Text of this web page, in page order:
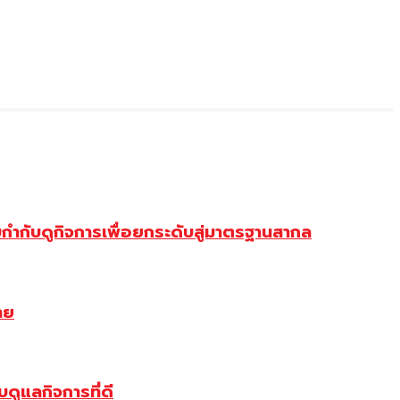
กับดูกิจการเพื่อยกระดับสู่มาตรฐานสากล
ดูแลกิจการที่ดี